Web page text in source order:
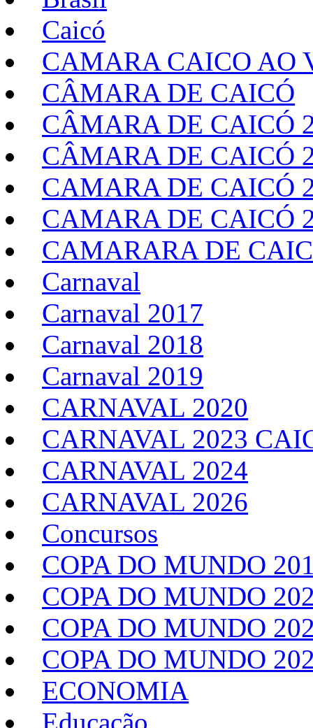
Caicó
CAMARA CAICO AO
CÂMARA DE CAICÓ
CÂMARA DE CAICÓ
CÂMARA DE CAICÓ
CAMARA DE CAICÓ
CAMARA DE CAICÓ
CAMARARA DE
Carnaval
Carnaval 2017
Carnaval 2018
Carnaval 2019
CARNAVAL 2020
CARNAVAL 2023
CARNAVAL 2024
CARNAVAL 2026
Concursos
COPA DO MUNDO
COPA DO MUNDO
COPA DO MUNDO
COPA DO MUNDO
ECONOMIA